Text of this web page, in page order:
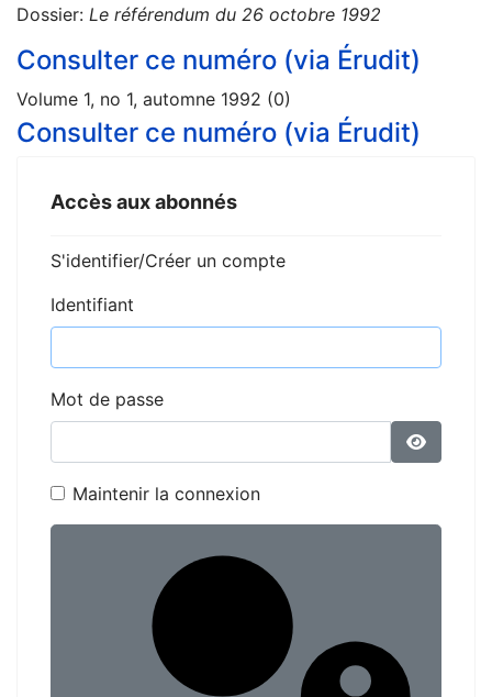
Dossier: Le référendum du 26 octobre 1992
Consulter ce numéro (via Érudit)
Volume 1, no 1, automne 1992 (0)
Consulter ce numéro (via Érudit)
Accès aux abonnés
S'identifier/Créer un compte
Identifiant
Mot de passe
Maintenir la connexion